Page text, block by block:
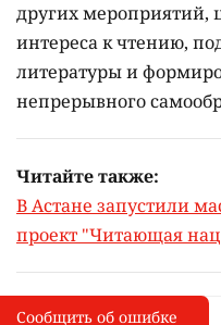
других мероприятий,
интереса к чтению,
литературы и
непрерывного
Читайте также:
В Астане запустили
проект "Читающая
I
Сообщить об опечатке
Сообщить об ошибке